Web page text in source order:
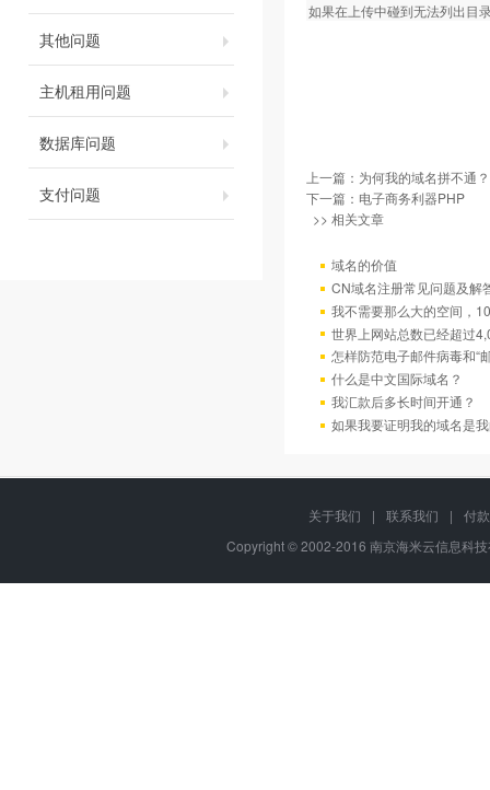
其他问题
主机租用问题
数据库问题
支付问题
如果在上传中碰到无法列出目
上一篇： 为何我的域名拼不通？
下一篇： 电子商务利器PHP
>> 相关文章
域名的价值
CN域名注册常见问题及解
我不需要那么大的空间，
世界上网站总数已经超过
怎样防范电子邮件病毒和“
什么是中文国际域名？
我汇款后多长时间开通？
如果我要证明我的域名是
关于我们 | 联系我们 |
付
Copyright © 2002-2016 南京海米云信息科